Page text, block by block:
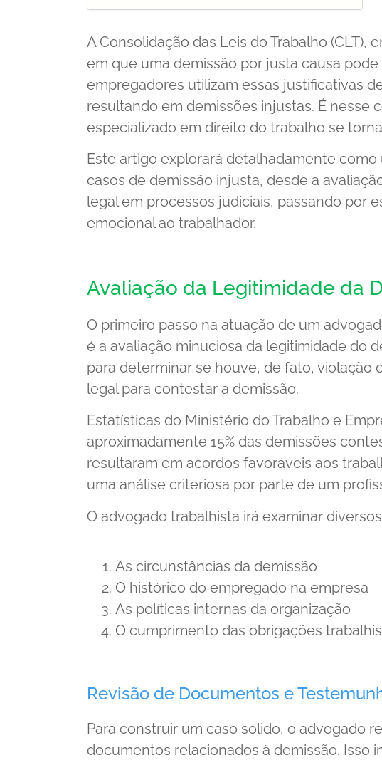
A Consolidação das Leis do Trabalho (CLT),
em que uma demissão por justa causa
empregadores utilizam essas justificativas
resultando em demissões injustas. É nesse
especializado em direito do trabalho se
Este artigo explorará detalhadamente
casos de demissão injusta, desde a
legal em processos judiciais, passando por
emocional ao trabalhador.
Avaliação da Legitimidade da
O primeiro passo na atuação de um
é a avaliação minuciosa da legitimidade do
para determinar se houve, de fato, violação
legal para contestar a demissão.
Estatísticas do Ministério do Trabalho e
aproximadamente 15% das demissões
resultaram em acordos favoráveis aos
uma análise criteriosa por parte de um
O advogado trabalhista irá examinar
As circunstâncias da demissão
O histórico do empregado na empresa
As políticas internas da organização
O cumprimento das obrigações
Revisão de Documentos e
Para construir um caso sólido, o advogado
documentos relacionados à demissão. Isso